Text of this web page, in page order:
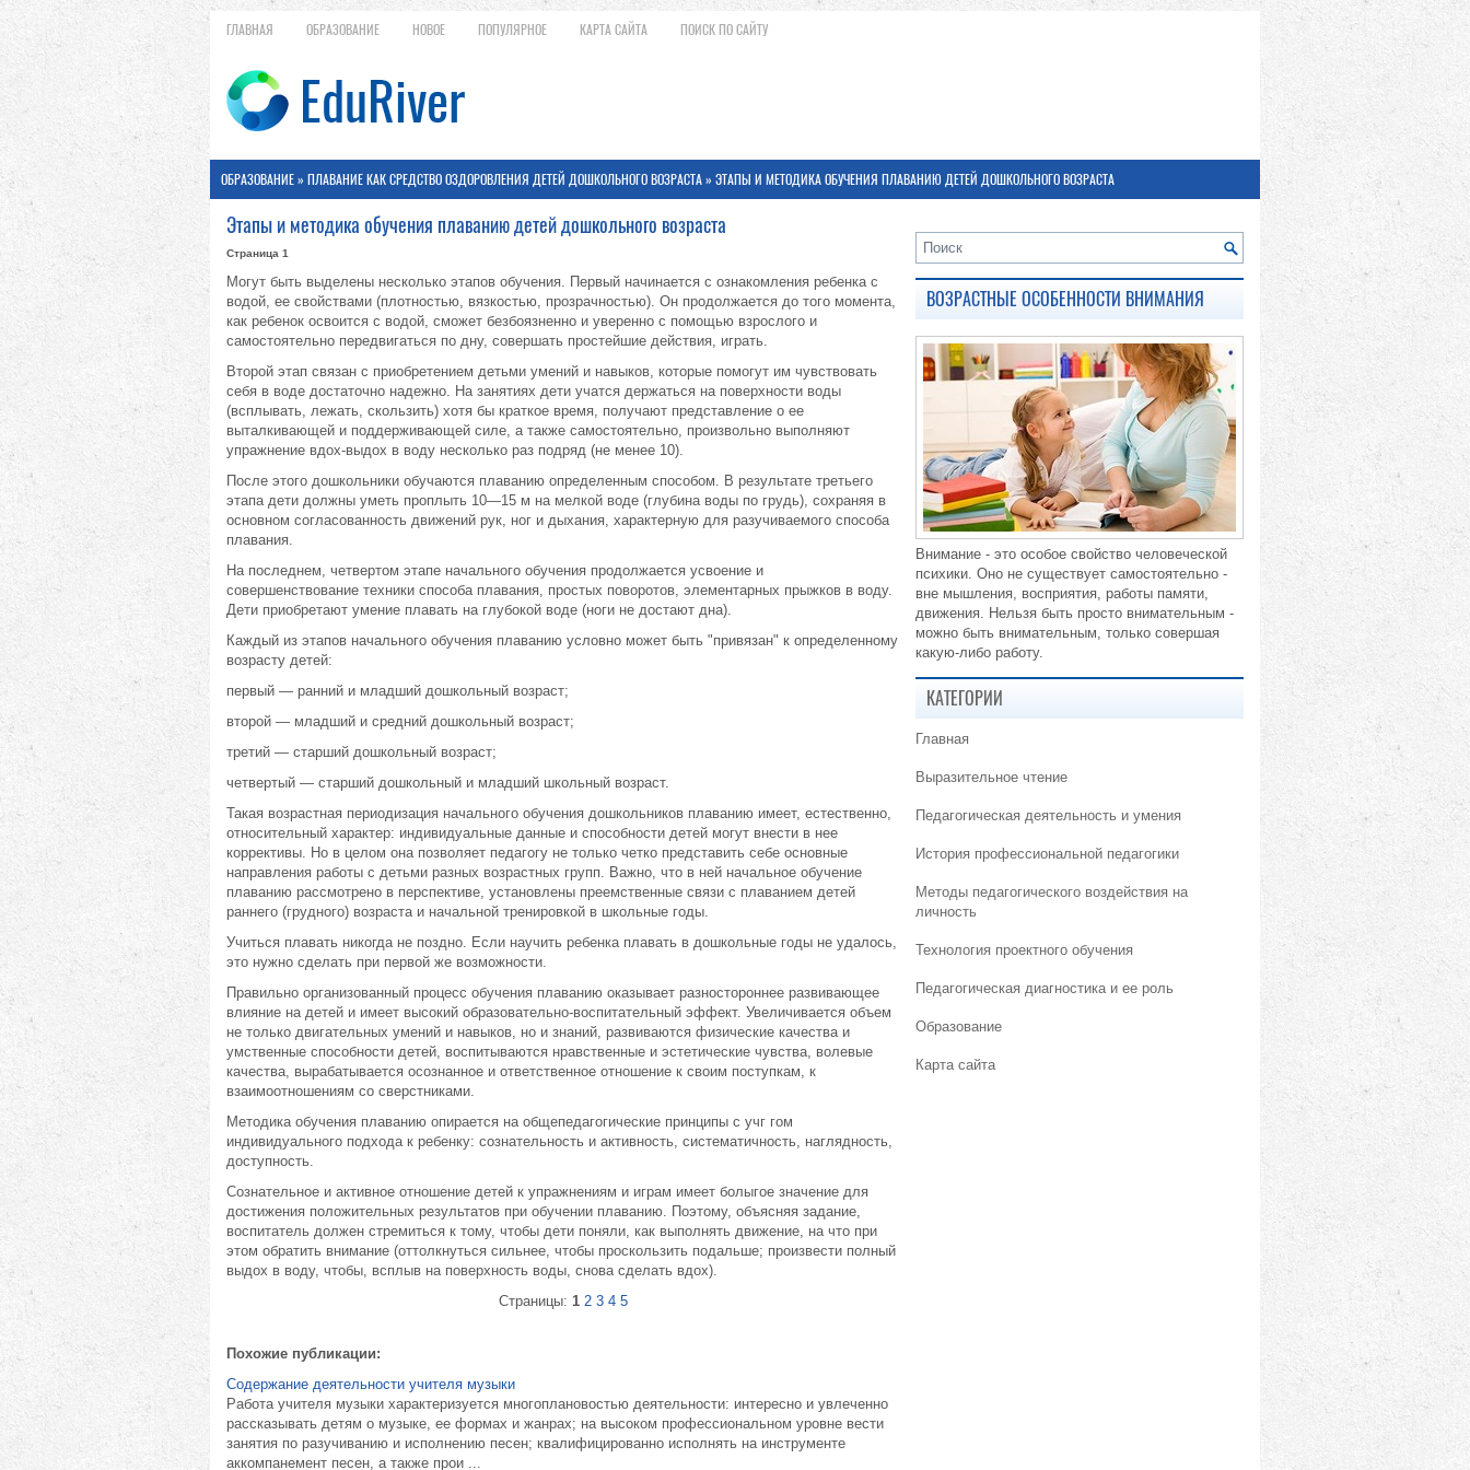
ГЛАВНАЯ ОБРАЗОВАНИЕ НОВОЕ ПОПУЛЯРНОЕ КАРТА САЙТА ПОИСК ПО САЙТУ
ОБРАЗОВАНИЕ» ПЛАВАНИЕ КАК СРЕДСТВО ОЗДОРОВЛЕНИЯ ДЕТЕЙ ДОШКОЛЬНОГО ВОЗРАСТА» ЭТАПЫ И МЕТОДИКА ОБУЧЕНИЯ ПЛАВАНИЮ ДЕТЕЙ ДОШКОЛЬНОГО ВОЗРАСТА
Этапы и методика обучения плаванию детей дошкольного возраста
Страница 1
Могут быть выделены несколько этапов обучения. Первый начинается с ознакомления ребенка с
водой, ее свойствами (плотностью, вязкостью, прозрачностью). Он продолжается до того момента,
как ребенок освоится с водой, сможет безбоязненно и уверенно с помощью взрослого и
самостоятельно передвигаться по дну, совершать простейшие действия, играть.
Второй этап связан с приобретением детьми умений и навыков, которые помогут им чувствовать
себя в воде достаточно надежно. На занятиях дети учатся держаться на поверхности воды
(всплывать, лежать, скользить) хотя бы краткое время, получают представление о ее
выталкивающей и поддерживающей силе, а также самостоятельно, произвольно выполняют
упражнение вдох-выдох в воду несколько раз подряд (не менее 10).
После этого дошкольники обучаются плаванию определенным способом. В результате третьего
этапа дети должны уметь проплыть 10—15 м на мелкой воде (глубина воды по грудь), сохраняя в
основном согласованность движений рук, ног и дыхания, характерную для разучиваемого способа
плавания.
На последнем, четвертом этапе начального обучения продолжается усвоение и
совершенствование техники способа плавания, простых поворотов, элементарных прыжков в воду.
Дети приобретают умение плавать на глубокой воде (ноги не достают дна).
Каждый из этапов начального обучения плаванию условно может быть "привязан" к определенному
возрасту детей:
первый — ранний и младший дошкольный возраст;
второй — младший и средний дошкольный возраст;
третий — старший дошкольный возраст;
четвертый — старший дошкольный и младший школьный возраст.
Такая возрастная периодизация начального обучения дошкольников плаванию имеет, естественно,
относительный характер: индивидуальные данные и способности детей могут внести в нее
коррективы. Но в целом она позволяет педагогу не только четко представить себе основные
направления работы с детьми разных возрастных групп. Важно, что в ней начальное обучение
плаванию рассмотрено в перспективе, установлены преемственные связи с плаванием детей
раннего (грудного) возраста и начальной тренировкой в школьные годы.
Учиться плавать никогда не поздно. Если научить ребенка плавать в дошкольные годы не удалось,
это нужно сделать при первой же возможности.
Правильно организованный процесс обучения плаванию оказывает разностороннее развивающее
влияние на детей и имеет высокий образовательно-воспитательный эффект. Увеличивается объем
не только двигательных умений и навыков, но и знаний, развиваются физические качества и
умственные способности детей, воспитываются нравственные и эстетические чувства, волевые
качества, вырабатывается осознанное и ответственное отношение к своим поступкам, к
взаимоотношениям со сверстниками.
Методика обучения плаванию опирается на общепедагогические принципы с учг гом
индивидуального подхода к ребенку: сознательность и активность, систематичность, наглядность,
доступность.
Сознательное и активное отношение детей к упражнениям и играм имеет болыгое значение для
достижения положительных результатов при обучении плаванию. Поэтому, объясняя задание,
воспитатель должен стремиться к тому, чтобы дети поняли, как выполнять движение, на что при
этом обратить внимание (оттолкнуться сильнее, чтобы проскользить подальше; произвести полный
выдох в воду, чтобы, всплыв на поверхность воды, снова сделать вдох).
Страницы: 1 2 3 4 5
Похожие публикации:
Содержание деятельности учителя музыки
Работа учителя музыки характеризуется многоплановостью деятельности: интересно и увлеченно
рассказывать детям о музыке, ее формах и жанрах; на высоком профессиональном уровне вести
занятия по разучиванию и исполнению песен; квалифицированно исполнять на инструменте
аккомпанемент песен, а также прои ...
ВОЗРАСТНЫЕ ОСОБЕННОСТИ ВНИМАНИЯ
Внимание - это особое свойство человеческой
психики. Оно не существует самостоятельно -
вне мышления, восприятия, работы памяти,
движения. Нельзя быть просто внимательным -
можно быть внимательным, только совершая
какую-либо работу.
КАТЕГОРИИ
Главная
Выразительное чтение
Педагогическая деятельность и умения
История профессиональной педагогики
Методы педагогического воздействия на
личность
Технология проектного обучения
Педагогическая диагностика и ее роль
Образование
Карта сайта